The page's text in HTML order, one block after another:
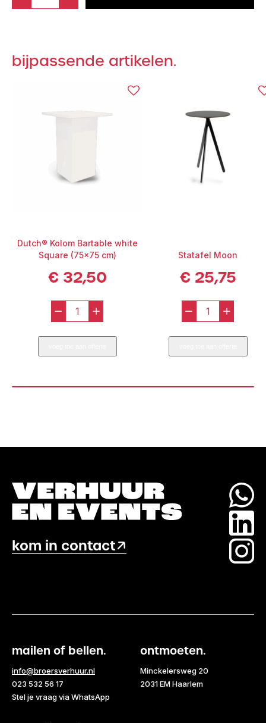
Staal®
Beton
bijpassende artikelen.
Dutch® Kolom Bartable white
Square (75x75 cm)
€32,50
-
Dutch®
Kolom
Bartable
Square
+
Statafel Moon
€25,75
-
Statafel
Moon
aantal
+
kom in contact
mailen of bellen.
info@broersverhuur.nl
023 532 56 17
Stel je vraag via WhatsApp
ontmoeten.
Minckelersweg 20
2031 EM Haarlem